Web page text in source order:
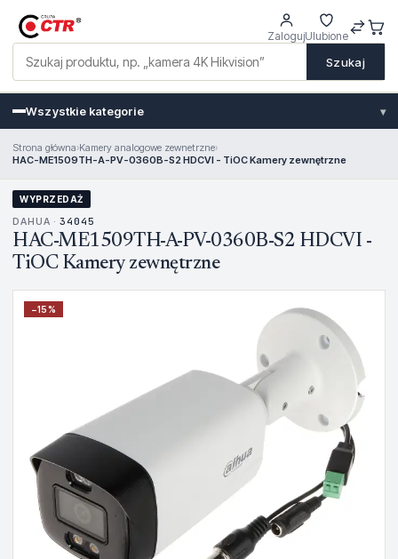
Szukaj
ZalogujUlubione
Wszystkie kategorie ▾
Strona główna›Kamery analogowe zewnetrzne›
HAC-ME1509TH-A-PV-0360B-S2 HDCVI - TiOC Kamery zewnętrzne
WYPRZEDAŻ
DAHUA · 34045
HAC-ME1509TH-A-PV-0360B-S2 HDCVI -
TiOC Kamery zewnętrzne
−15%